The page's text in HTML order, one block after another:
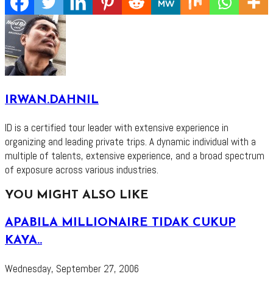
IRWAN.DAHNIL
ID is a certified tour leader with extensive experience in
organizing and leading private trips. A dynamic individual with a
multiple of talents, extensive experience, and a broad spectrum
of exposure across various industries.
YOU MIGHT ALSO LIKE
APABILA MILLIONAIRE TIDAK CUKUP
KAYA..
Wednesday, September 27, 2006